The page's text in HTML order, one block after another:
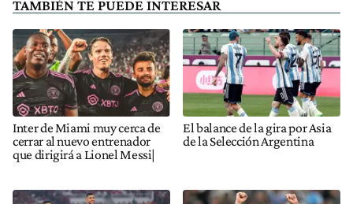
TAMBIÉN TE PUEDE INTERESAR
Inter de Miami muy cerca de
cerrar al nuevo entrenador
que dirigirá a Lionel Messi|
El balance de la gira por Asia
de la Selección Argentina